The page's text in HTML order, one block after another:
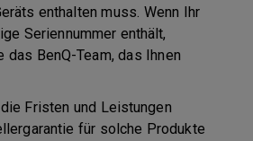
enthalten muss. Wenn Ihr
Seriennummer enthält,
BenQ-Team, das Ihnen
Fristen und Leistungen
für solche Produkte